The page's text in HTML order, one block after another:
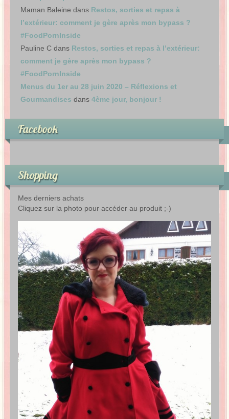
Maman Baleine dans Restos, sorties et repas à
l’extérieur: comment je gère après mon bypass ?
#FoodPornInside
Pauline C dans Restos, sorties et repas à l’extérieur:
comment je gère après mon bypass ?
#FoodPornInside
Menus du 1er au 28 juin 2020 – Réflexions et
Gourmandises dans 4ème jour, bonjour !
Facebook
Shopping
Mes derniers achats
Cliquez sur la photo pour accéder au produit ;-)